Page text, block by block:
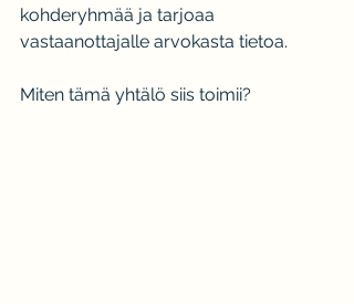
kohderyhmää ja tarjoaa
vastaanottajalle arvokasta tietoa.
Miten tämä yhtälö siis toimii?